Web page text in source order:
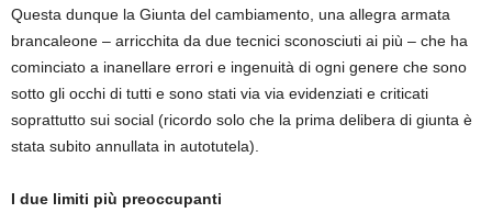
Questa dunque la Giunta del cambiamento, una allegra armata
brancaleone – arricchita da due tecnici sconosciuti ai più – che ha
cominciato a inanellare errori e ingenuità di ogni genere che sono
sotto gli occhi di tutti e sono stati via via evidenziati e criticati
soprattutto sui social (ricordo solo che la prima delibera di giunta è
stata subito annullata in autotutela).
I due limiti più preoccupanti